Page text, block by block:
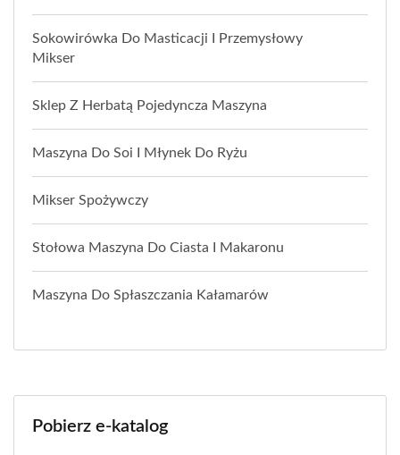
Sokowirówka Do Masticacji I Przemysłowy
Mikser
Sklep Z Herbatą Pojedyncza Maszyna
Maszyna Do Soi I Młynek Do Ryżu
Mikser Spożywczy
Stołowa Maszyna Do Ciasta I Makaronu
Maszyna Do Spłaszczania Kałamarów
Pobierz e-katalog